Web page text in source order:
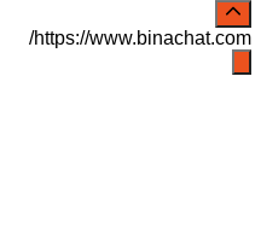
https://www.binachat.com/